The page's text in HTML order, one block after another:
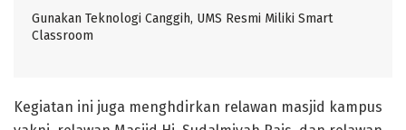
Gunakan Teknologi Canggih, UMS Resmi Miliki Smart
Classroom
Kegiatan ini juga menghdirkan relawan masjid kampus